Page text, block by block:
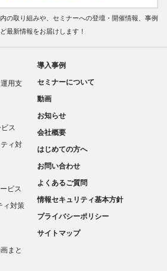
の取り組みや、セミナーへの登壇・開催情報、事例
最新情報をお届けします！
用支
ス
ィ対
ビス
ィ対策
まと
導入事例
セミナーについて
動画
お知らせ
会社概要
はじめての方へ
お問い合わせ
よくあるご質問
情報セキュリティ基本方針
プライバシーポリシー
サイトマップ